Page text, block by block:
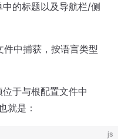
的标题以及导航栏/侧
中捕获，按语言类型
于与根配置文件中
就是：
js